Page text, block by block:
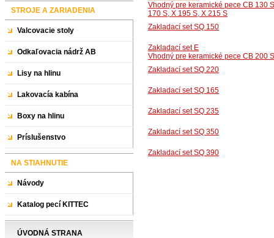
STROJE A ZARIADENIA
Valcovacie stoly
Odkaľovacia nádrž AB
Lisy na hlinu
Lakovacía kabína
Boxy na hlinu
Príslušenstvo
NA STIAHNUTIE
Návody
Katalog pecí KITTEC
ÚVODNÁ STRANA
Vhodný pre keramické pece CB 130
170 S, X 195 S, X 215 S
Zakladací set SQ 150
Zakladací set E
Vhodný pre keramické pece CB 200
Zakladací set SQ 220
Zakladací set SQ 165
Zakladací set SQ 235
Zakladací set SQ 350
Zakladací set SQ 390